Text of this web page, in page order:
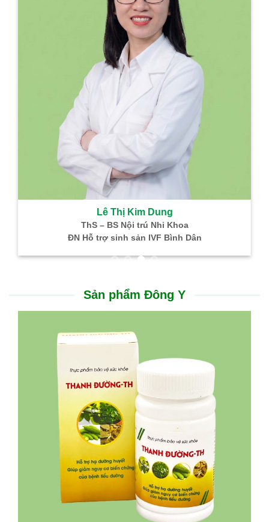
Lê Thị Kim Dung
ThS – BS Nội trú Nhi Khoa
ĐN Hỗ trợ sinh sản IVF Bình Dân
Sản phẩm Đông Y